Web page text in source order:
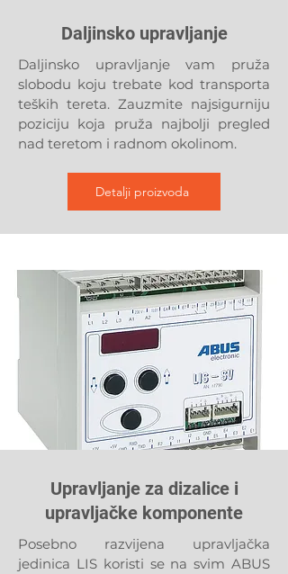
Daljinsko upravljanje
Daljinsko upravljanje vam pruža
slobodu koju trebate kod transporta
teških tereta. Zauzmite najsigurniju
poziciju koja pruža najbolji pregled
nad teretom i radnom okolinom.
Detalji proizvoda
Upravljanje za dizalice i
upravljačke komponente
Posebno razvijena upravljačka
jedinica LIS koristi se na svim ABUS